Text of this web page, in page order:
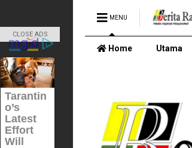
MENU
Home Utama
CLOSE ADS